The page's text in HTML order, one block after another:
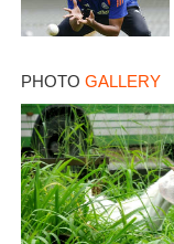
PHOTO GALLERY